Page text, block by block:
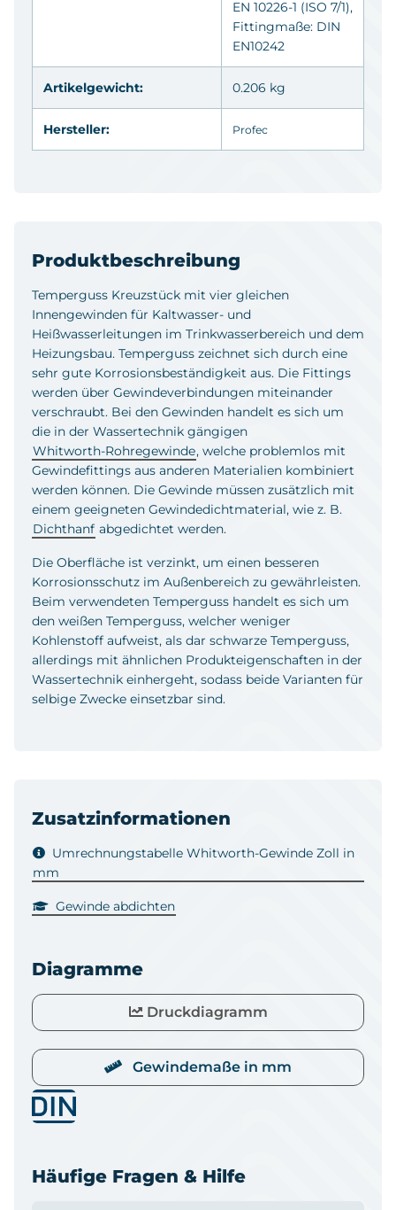
Produktbeschreibung
Temperguss Kreuzstück mit vier gleichen
Innengewinden für Kaltwasser- und
Heißwasserleitungen im Trinkwasserbereich und dem
Heizungsbau. Temperguss zeichnet sich durch eine
sehr gute Korrosionsbeständigkeit aus. Die Fittings
werden über Gewindeverbindungen miteinander
verschraubt. Bei den Gewinden handelt es sich um
die in der Wassertechnik gängigen
Whitworth-Rohregewinde, welche problemlos mit
Gewindefittings aus anderen Materialien kombiniert
werden können. Die Gewinde müssen zusätzlich mit
einem geeigneten Gewindedichtmaterial, wie z. B.
Dichthanf abgedichtet werden.
Die Oberfläche ist verzinkt, um einen besseren
Korrosionsschutz im Außenbereich zu gewährleisten.
Beim verwendeten Temperguss handelt es sich um
den weißen Temperguss, welcher weniger
Kohlenstoff aufweist, als dar schwarze Temperguss,
allerdings mit ähnlichen Produkteigenschaften in der
Wassertechnik einhergeht, sodass beide Varianten für
selbige Zwecke einsetzbar sind.
Zusatzinformationen
Umrechnungstabelle Whitworth-Gewinde Zoll in
mm
Gewinde abdichten
Diagramme
Druckdiagramm
Gewindemaße in mm
Häufige Fragen & Hilfe
EN 10226-1 (ISO 7/1),
Fittingmaße: DIN
EN10242
Artikelgewicht: 0.206 kg
Hersteller: Profec